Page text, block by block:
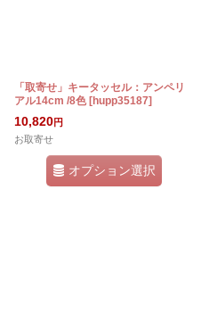
「取寄せ」キータッセル：アンペリ
アル14cm /8色 [hupp35187]
10,820円
お取寄せ
オプション選択